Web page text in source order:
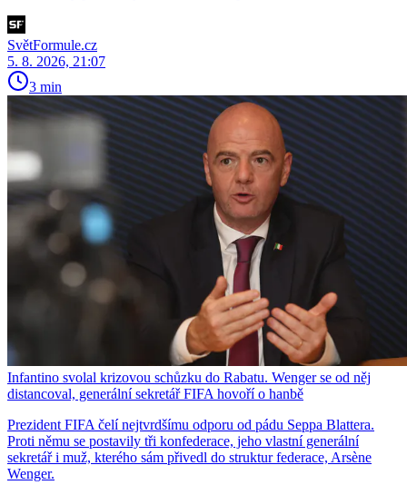
SvětFormule.cz
5. 8. 2026, 21:07
3 min
Infantino svolal krizovou schůzku do Rabatu. Wenger se od něj
distancoval, generální sekretář FIFA hovoří o hanbě
Prezident FIFA čelí nejtvrdšímu odporu od pádu Seppa Blattera.
Proti němu se postavily tři konfederace, jeho vlastní generální
sekretář i muž, kterého sám přivedl do struktur federace, Arsène
Wenger.